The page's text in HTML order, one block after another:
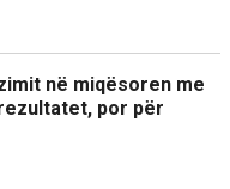
në miqësoren me
por për